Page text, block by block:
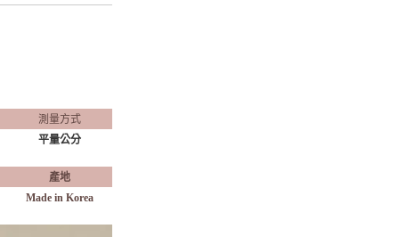
測量方式
平量公分
產地
Made in Korea